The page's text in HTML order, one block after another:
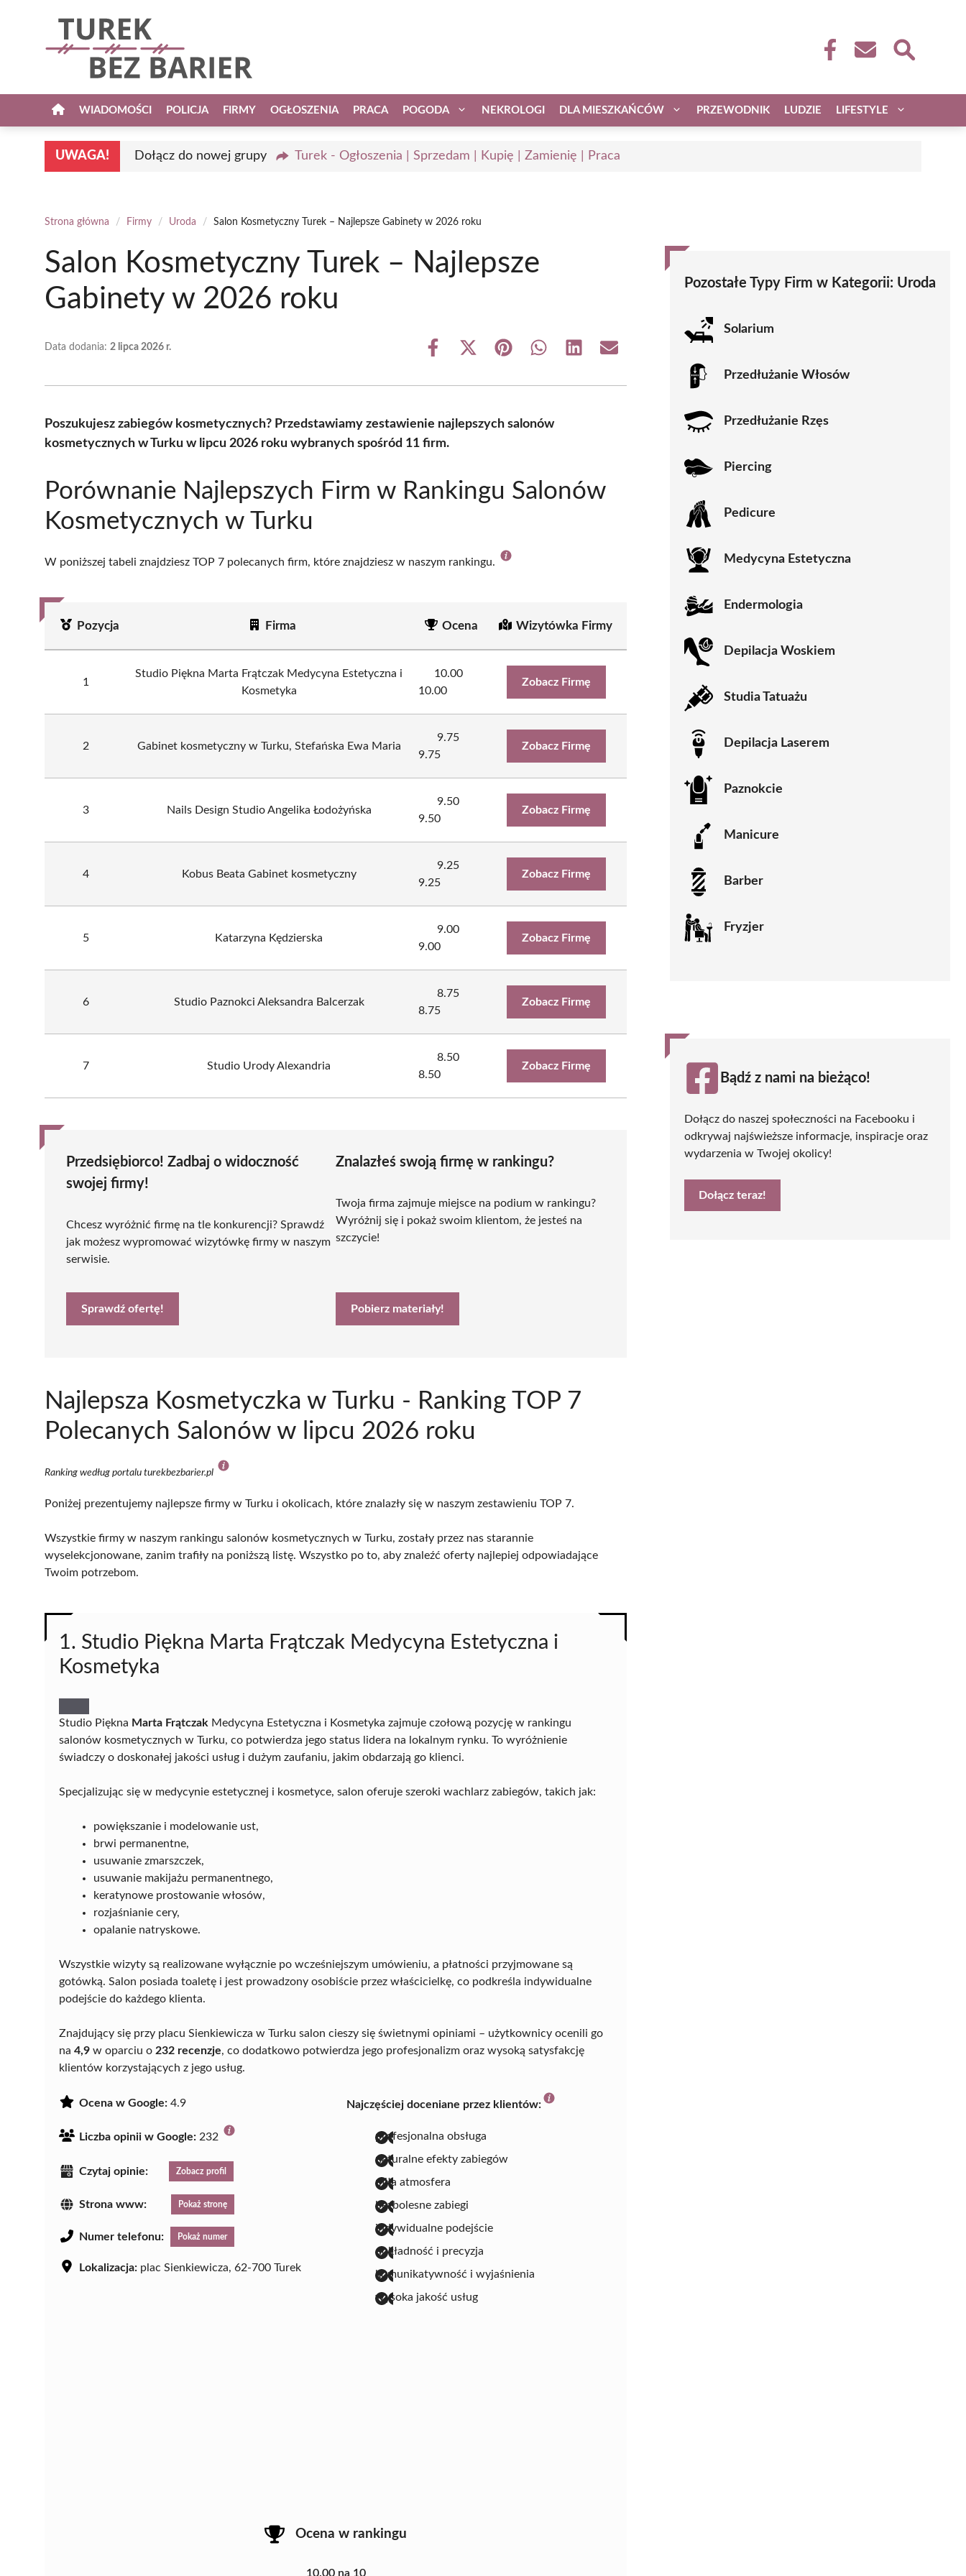
WIADOMOŚCI POLICJA FIRMY OGŁOSZENIA PRACA POGODA NEKROLOGI DLA MIESZKAŃCÓW PRZEWODNIK LUDZIE LIFESTYLE
UWAGA! Dołącz do nowej grupy Turek - Ogłoszenia | Sprzedam | Kupię | Zamienię | Praca
Strona główna / Firmy / Uroda / Salon Kosmetyczny Turek – Najlepsze Gabinety w 2026 roku
Salon Kosmetyczny Turek – Najlepsze
Gabinety w 2026 roku
Data dodania: 2 lipca 2026 r.
Share
Share
(Twitter)
Share Share Share Share
Poszukujesz zabiegów kosmetycznych? Przedstawiamy zestawienie najlepszych salonów
kosmetycznych w Turku w lipcu 2026 roku wybranych spośród 11 firm.
Porównanie Najlepszych Firm w Rankingu Salonów
Kosmetycznych w Turku
W poniższej tabeli znajdziesz TOP 7 polecanych firm, które znajdziesz w naszym rankingu.
Pozycja Firma Ocena Wizytówka Firmy
1
Studio Piękna Marta Frątczak Medycyna Estetyczna i
Kosmetyka
10.00
10.00
Zobacz Firmę
2 Gabinet kosmetyczny w Turku, Stefańska Ewa Maria
9.75
9.75
Zobacz Firmę
3 Nails Design Studio Angelika Łodożyńska
9.50
9.50
Zobacz Firmę
4 Kobus Beata Gabinet kosmetyczny
9.25
9.25
Zobacz Firmę
5 Katarzyna Kędzierska
9.00
9.00
Zobacz Firmę
6 Studio Paznokci Aleksandra Balcerzak
8.75
8.75
Zobacz Firmę
7 Studio Urody Alexandria
8.50
8.50
Zobacz Firmę
Przedsiębiorco! Zadbaj o widoczność
swojej firmy!
Chcesz wyróżnić firmę na tle konkurencji? Sprawdź
jak możesz wypromować wizytówkę firmy w naszym
serwisie.
Sprawdź ofertę!
Znalazłeś swoją firmę w rankingu?
Twoja firma zajmuje miejsce na podium w rankingu?
Wyróżnij się i pokaż swoim klientom, że jesteś na
szczycie!
Pobierz materiały!
Najlepsza Kosmetyczka w Turku - Ranking TOP 7
Polecanych Salonów w lipcu 2026 roku
Ranking według portalu turekbezbarier.pl
Poniżej prezentujemy najlepsze firmy w Turku i okolicach, które znalazły się w naszym zestawieniu TOP 7.
Wszystkie firmy w naszym rankingu salonów kosmetycznych w Turku, zostały przez nas starannie
wyselekcjonowane, zanim trafiły na poniższą listę. Wszystko po to, aby znaleźć oferty najlepiej odpowiadające
Twoim potrzebom.
1. Studio Piękna Marta Frątczak Medycyna Estetyczna i
Kosmetyka
Studio Piękna Marta Frątczak Medycyna Estetyczna i Kosmetyka zajmuje czołową pozycję w rankingu
salonów kosmetycznych w Turku, co potwierdza jego status lidera na lokalnym rynku. To wyróżnienie
świadczy o doskonałej jakości usług i dużym zaufaniu, jakim obdarzają go klienci.
Specjalizując się w medycynie estetycznej i kosmetyce, salon oferuje szeroki wachlarz zabiegów, takich jak:
powiększanie i modelowanie ust,
brwi permanentne,
usuwanie zmarszczek,
usuwanie makijażu permanentnego,
keratynowe prostowanie włosów,
rozjaśnianie cery,
opalanie natryskowe.
Wszystkie wizyty są realizowane wyłącznie po wcześniejszym umówieniu, a płatności przyjmowane są
gotówką. Salon posiada toaletę i jest prowadzony osobiście przez właścicielkę, co podkreśla indywidualne
podejście do każdego klienta.
Znajdujący się przy placu Sienkiewicza w Turku salon cieszy się świetnymi opiniami – użytkownicy ocenili go
na 4,9 w oparciu o 232 recenzje, co dodatkowo potwierdza jego profesjonalizm oraz wysoką satysfakcję
klientów korzystających z jego usług.
Ocena w Google: 4.9
Liczba opinii w Google: 232
Czytaj opinie: Zobacz profil
Strona www: Pokaż stronę
Numer telefonu: Pokaż numer
Lokalizacja: plac Sienkiewicza, 62-700 Turek
Najczęściej doceniane przez klientów:
profesjonalna obsługa
naturalne efekty zabiegów
miła atmosfera
bezbolesne zabiegi
indywidualne podejście
dokładność i precyzja
komunikatywność i wyjaśnienia
wysoka jakość usług
Ocena w rankingu
10.00 na 10
Pozostałe Typy Firm w Kategorii: Uroda
Solarium
Przedłużanie Włosów
Przedłużanie Rzęs
Piercing
Pedicure
Medycyna Estetyczna
Endermologia
Depilacja Woskiem
Studia Tatuażu
Depilacja Laserem
Paznokcie
Manicure
Barber
Fryzjer
Bądź z nami na bieżąco!
Dołącz do naszej społeczności na Facebooku i
odkrywaj najświeższe informacje, inspiracje oraz
wydarzenia w Twojej okolicy!
Dołącz teraz!